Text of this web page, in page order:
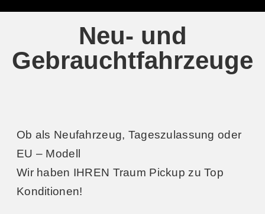
Neu- und
Gebrauchtfahrzeuge
Ob als Neufahrzeug, Tageszulassung oder
EU – Modell
Wir haben IHREN Traum Pickup zu Top
Konditionen!